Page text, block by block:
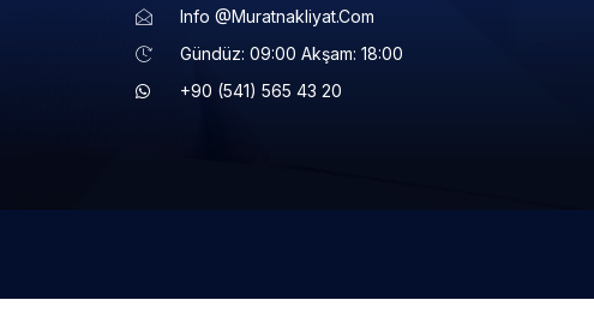
Info @muratnakliyat.com
Gündüz: 09:00 Akşam: 18:00
+90 (541) 565 43 20